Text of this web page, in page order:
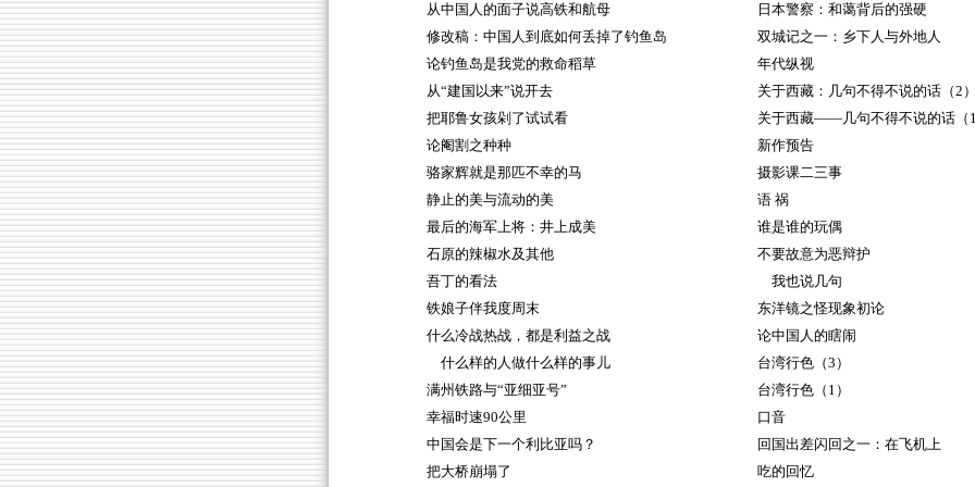
从中国人的面子说高铁和航母
修改稿：中国人到底如何丢掉了钓鱼岛
论钓鱼岛是我党的救命稻草
从“建国以来”说开去
把耶鲁女孩剁了试试看
论阉割之种种
骆家辉就是那匹不幸的马
静止的美与流动的美
最后的海军上将：井上成美
石原的辣椒水及其他
吾丁的看法
铁娘子伴我度周末
什么冷战热战，都是利益之战
什么样的人做什么样的事儿
满州铁路与“亚细亚号”
幸福时速90公里
中国会是下一个利比亚吗？
把大桥崩塌了
日本警察：和蔼背后的强硬
双城记之一：乡下人与外地人
年代纵视
关于西藏：几句不得不说的话（2
关于西藏——几句不得不说的话（
新作预告
摄影课二三事
语 祸
谁是谁的玩偶
不要故意为恶辩护
我也说几句
东洋镜之怪现象初论
论中国人的瞎闹
台湾行色（3）
台湾行色（1）
口音
回国出差闪回之一：在飞机上
吃的回忆